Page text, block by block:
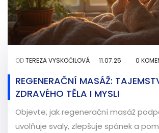
ODTEREZA VYSKOČILOVÁ 11.07.25 0
REGENERAČNÍ MASÁŽ:
ZDRAVÉHO TĚLA I MYSLI
Objevte, jak regenerační masáž
uvolňuje svaly, zlepšuje spánek a